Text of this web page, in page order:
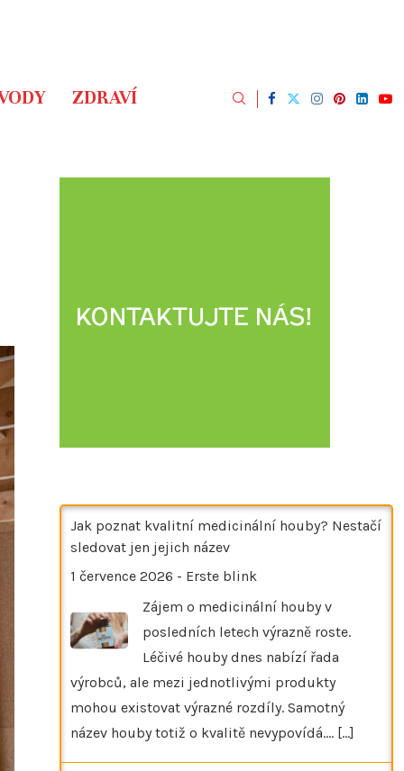
ZDRAVÍ
Jak poznat kvalitní medicinální houby? Nestačí
sledovat jen jejich název
1 července 2026 - Erste blink
Zájem o medicinální houby v
posledních letech výrazně roste.
Léčivé houby dnes nabízí řada
výrobců, ale mezi jednotlivými produkty
mohou existovat výrazné rozdíly. Samotný
název houby totiž o kvalitě nevypovídá.… [...]